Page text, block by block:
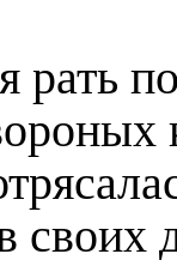
рать
своих